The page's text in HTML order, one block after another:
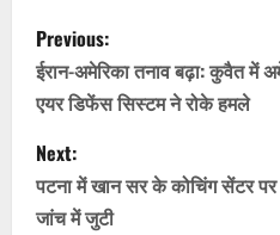
P
o
s
t
Previous:
ईरान-अमेरिका तनाव बढ़ा: कुवैत में
एयर डिफेंस सिस्टम ने रोके हमले
Next:
पटना में खान सर के कोचिंग सेंटर पर
जांच में जुटी